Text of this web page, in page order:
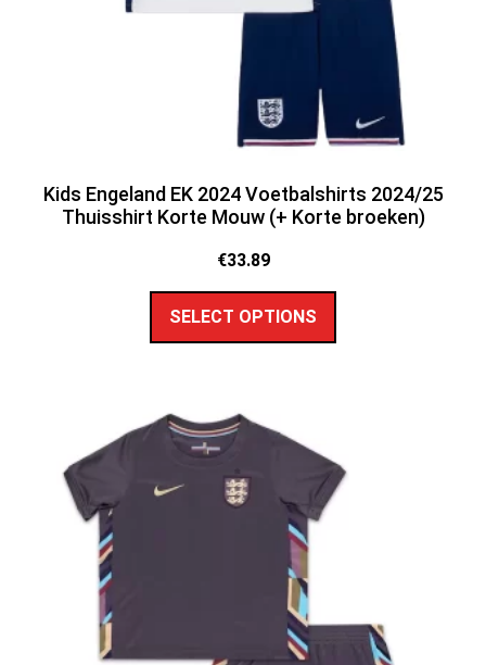
Kids Engeland EK 2024 Voetbalshirts 2024/25
Thuisshirt Korte Mouw (+ Korte broeken)
€33.89
SELECT OPTIONS